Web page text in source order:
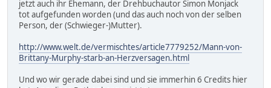
jetzt auch ihr Ehemann, der Drehbuchautor Simon Monjack
tot aufgefunden worden (und das auch noch von der selben
Person, der (Schwieger-)Mutter).
http://www.welt.de/vermischtes/article7779252/Mann-von-
Brittany-Murphy-starb-an-Herzversagen.html
Und wo wir gerade dabei sind und sie immerhin 6 Credits hier